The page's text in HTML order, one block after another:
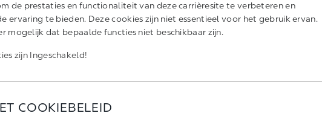
de prestaties en functionaliteit van deze carrièresite te verbeteren en
ervaring te bieden. Deze cookies zijn niet essentieel voor het gebruik ervan.
mogelijk dat bepaalde functies niet beschikbaar zijn.
zijn Ingeschakeld!
COOKIEBELEID